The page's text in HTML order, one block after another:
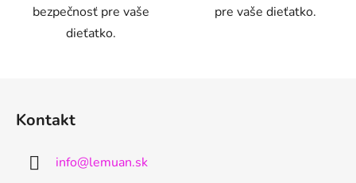
bezpečnosť pre vaše
dieťatko.
pre vaše dieťatko.
Kontakt
info@lemuan.sk